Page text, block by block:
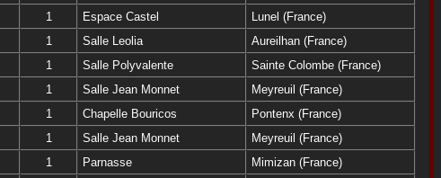
1 Espace Castel
Lunel (France)
1 Salle Leolia
Aureilhan (France)
1 Salle Polyvalente
Sainte Colombe (France)
1 Salle Jean Monnet
Meyreuil (France)
1 Chapelle Bouricos
Pontenx (France)
1 Salle Jean Monnet
Meyreuil (France)
1 Parnasse
Mimizan (France)